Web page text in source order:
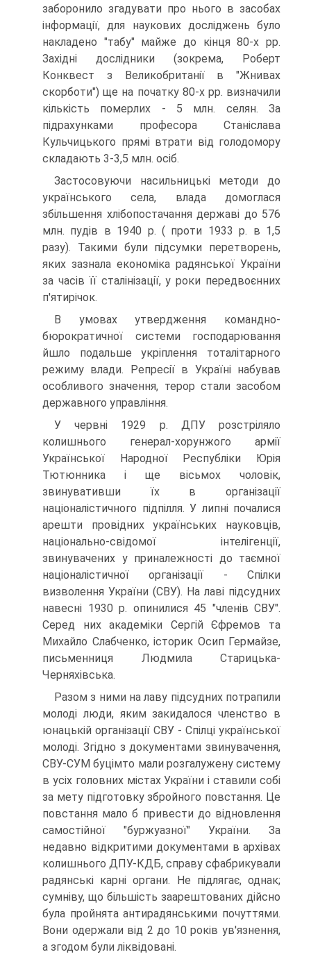
заборонило згадувати про нього в засобах
інформації, для наукових досліджень було
накладено "табу" майже до кінця 80-х рр.
Західні дослідники (зокрема, Роберт
Конквест з Великобританії в "Жнивах
скорботи") ще на початку 80-х рр. визначили
кількість померлих - 5 млн. селян. За
підрахунками професора Станіслава
Кульчицького прямі втрати від голодомору
складають 3-3,5 млн. осіб.
Застосовуючи насильницькі методи до
українського села, влада домоглася
збільшення хлібопостачання державі до 576
млн. пудів в 1940 р. ( проти 1933 р. в 1,5
разу). Такими були підсумки перетворень,
яких зазнала економіка радянської України
за часів її сталінізації, у роки передвоєнних
п'ятирічок.
В умовах утвердження командно-
бюрократичної системи господарювання
йшло подальше укріплення тоталітарного
режиму влади. Репресії в Україні набував
особливого значення, терор стали засобом
державного управління.
У червні 1929 р. ДПУ розстріляло
колишнього генерал-хорунжого армії
Української Народної Республіки Юрія
Тютюнника і ще вісьмох чоловік,
звинувативши їх в організації
націоналістичного підпілля. У липні почалися
арешти провідних українських науковців,
національно-свідомої інтелігенції,
звинувачених у приналежності до таємної
націоналістичної організації - Спілки
визволення України (СВУ). На лаві підсудних
навесні 1930 р. опинилися 45 "членів СВУ".
Серед них академіки Сергій Єфремов та
Михайло Слабченко, історик Осип Гермайзе,
письменниця Людмила Старицька-
Черняхівська.
Разом з ними на лаву підсудних потрапили
молоді люди, яким закидалося членство в
юнацькій організації СВУ - Спілці української
молоді. Згідно з документами звинувачення,
СВУ-СУМ буцімто мали розгалужену систему
в усіх головних містах України і ставили собі
за мету підготовку збройного повстання. Це
повстання мало б привести до відновлення
самостійної "буржуазної" України. За
недавно відкритими документами в архівах
колишнього ДПУ-КДБ, справу сфабрикували
радянські карні органи. Не підлягає, однак;
сумніву, що більшість заарештованих дійсно
була пройнята антирадянськими почуттями.
Вони одержали від 2 до 10 років ув'язнення,
а згодом були ліквідовані.